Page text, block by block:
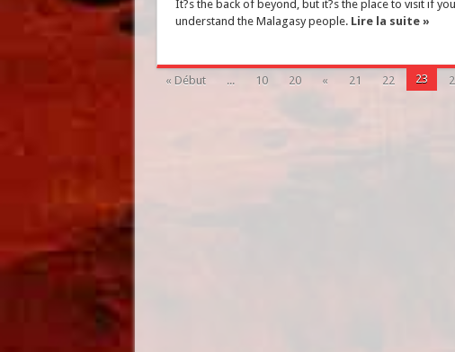
It?s the back of beyond, but it?s the place to visit if
understand the Malagasy people. Lire la suite »
« Début ... 10 20 « 21 22 23